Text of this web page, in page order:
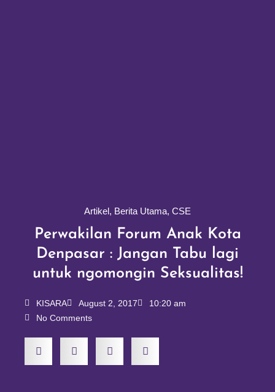
Artikel, Berita Utama, CSE
Perwakilan Forum Anak Kota
Denpasar : Jangan Tabu lagi
untuk ngomongin Seksualitas!
KISARA August 2, 2017
10:20 am
No Comments